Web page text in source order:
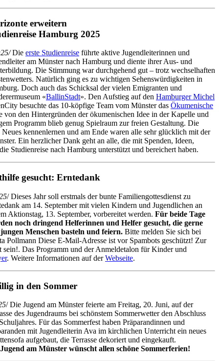
erweitern
Hamburg 2025
Die erste Studienreise führte aktive Jugendleiterinnen und
am Münster nach Hamburg und diente ihrer Aus- und
Die Stimmung war durchgehend gut – trotz wechselhaften
Natürlich ging es zu wichtigen Sehenswürdigkeiten in
Doch auch das Schicksal der vielen Emigranten und
«BallinStadt». Den Aufstieg auf den Hamburger Michel
besuchte das 10-köpfige Team vom Münster das Ökumenische
von den Hintergründen der ökumenischen Idee in der Kapelle und
Programm blieb genug Spielraum zur freien Gestaltung. Die
kennenlernen und am Ende waren alle sehr glücklich mit der
Ein herzlicher Dank geht an alle, die mit Spenden, Ideen,
Studienreise nach Hamburg unterstützt und bereichert haben.
gesucht: Erntedank
/ Dieses Jahr soll erstmals der bunte Familiengottesdienst zu
am 14. September mit vielen Kindern und Jugendlichen an
Aktionstag, 13. September, vorbereitet werden. Für beide Tage
noch dringend Helferinnen und Helfer gesucht, die gerne
Menschen basteln und feiern. Bitte melden Sie sich bei
Pollmann Diese E-Mail-Adresse ist vor Spambots geschützt! Zur
sein!. Das Programm und der Anmeldetalon für Kinder und
. Weitere Informationen auf derWebseite.
in den Sommer
/ Die Jugend am Münster feierte am Freitag, 20. Juni, auf der
des Jugendraums bei schönstem Sommerwetter den Abschluss
Für das Sommerfest haben Präparandinnen und
mit Jugendleiterin Ava im kirchlichen Unterricht ein neues
aufgebaut, die Terrasse dekoriert und eingekauft.
am Münster wünscht allen schöne Sommerferien!